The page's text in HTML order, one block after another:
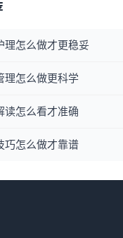
理怎么做才更稳妥
理怎么做更科学
读怎么看才准确
巧怎么做才靠谱